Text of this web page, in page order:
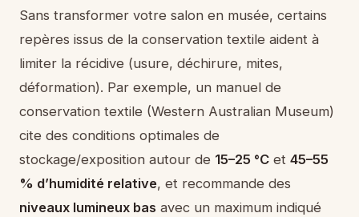
Sans transformer votre salon en musée, certains
repères issus de la conservation textile aident à
limiter la récidive (usure, déchirure, mites,
déformation). Par exemple, un manuel de
conservation textile (Western Australian Museum)
cite des conditions optimales de
stockage/exposition autour de 15–25 °C et 45–55
% d’humidité relative, et recommande des
niveaux lumineux bas avec un maximum indiqué